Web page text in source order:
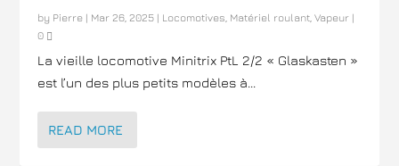
by Pierre | Mar 26, 2025 | Locomotives, Matériel roulant,Vapeur |
0
La vieille locomotive Minitrix PtL 2/2 « Glaskasten »
est l’un des plus petits modèles à...
READ MORE